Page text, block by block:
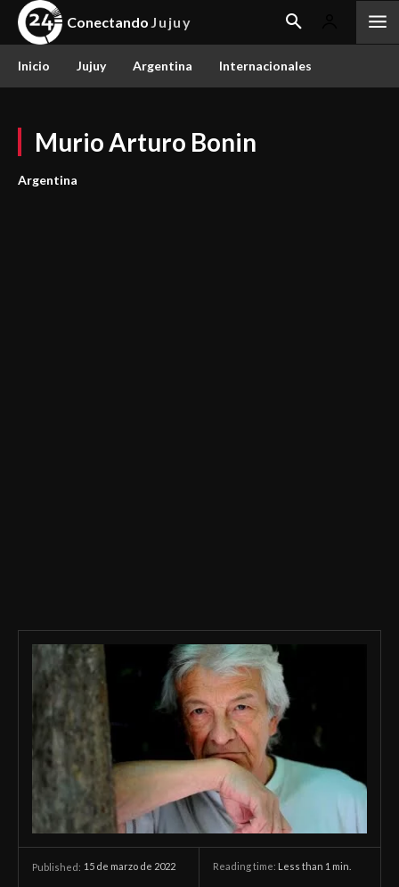
Conectando Jujuy
Inicio Jujuy Argentina Internacionales
Murio Arturo Bonin
Argentina
Published: 15 de marzo de 2022 Reading time: Less than 1 min.